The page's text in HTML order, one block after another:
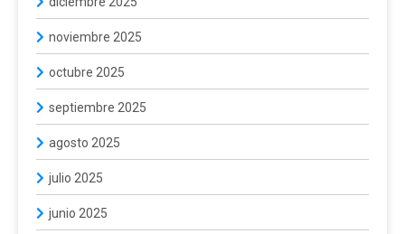
noviembre 2025
octubre 2025
septiembre 2025
agosto 2025
julio 2025
junio 2025